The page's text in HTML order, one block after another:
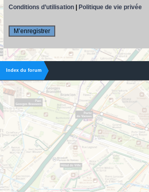
Conditions d’utilisation
Politique de vie privée
M’enregistrer
Index du forum